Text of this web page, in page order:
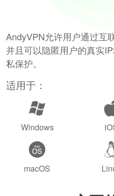
AndyVPN允许用户通过互
并且可以隐匿用户的真实
私保护。
适用于：
Windows
macOS